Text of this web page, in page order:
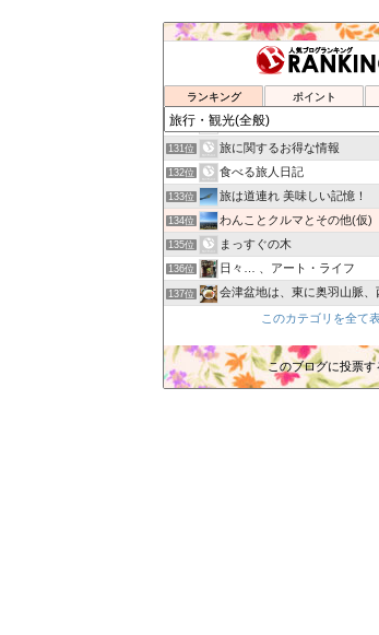
ランキング ポイント
Tabiholic 旅ホリック
台湾女子、鈴鈴の台湾ガイド
129位 月乃のなんとかなる。60代、
130位 mbSTYLE
131位 旅に関するお得な情報
132位 食べる旅人日記
133位 旅は道連れ 美味しい記憶！
134位 わんことクルマとその他(仮)
135位 まっすぐの木
136位 日々… 、アート・ライフ
137位 会津盆地は、東に奥羽山脈、
ぐったったなブログ
140位 MOTO-KEN | LIVE TO RIDE
141位 NaMaRoKu【生録】 無料の
このカテゴリを全て
このブログに投票す